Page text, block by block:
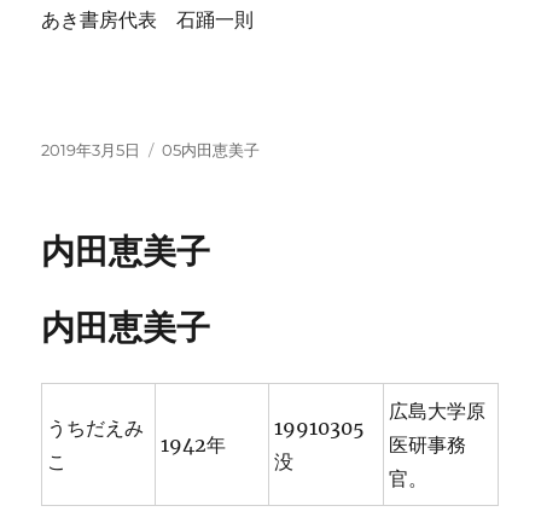
あき書房代表 石踊一則
投
2019年3月5日
カ
ー
05内田恵美子
内田恵美子
内田恵美子
うちだえみ
こ
1942年
19910305
没
広島大学原
医研事務
官。